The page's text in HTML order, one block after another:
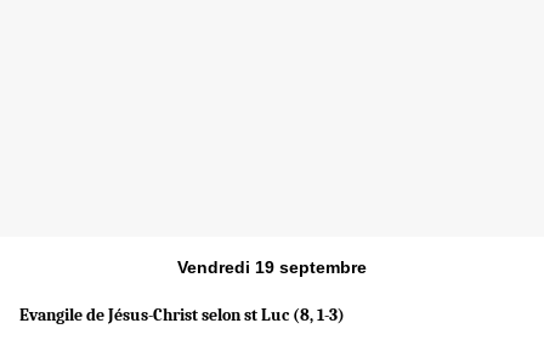
Vendredi 19 septembre
Evangile de Jésus-Christ selon st Luc (8, 1-3)